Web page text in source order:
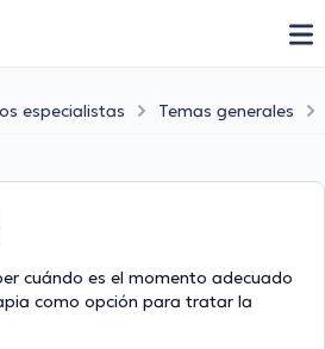
especialistas Temas generales
cuándo es el momento adecuado
como opción para tratar la